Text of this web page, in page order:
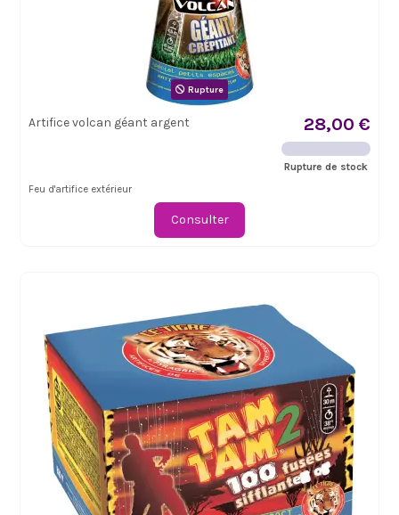
Rupture
Artifice volcan géant argent 28,00 €
Rupture de stock
Feu d'artifice extérieur
Consulter